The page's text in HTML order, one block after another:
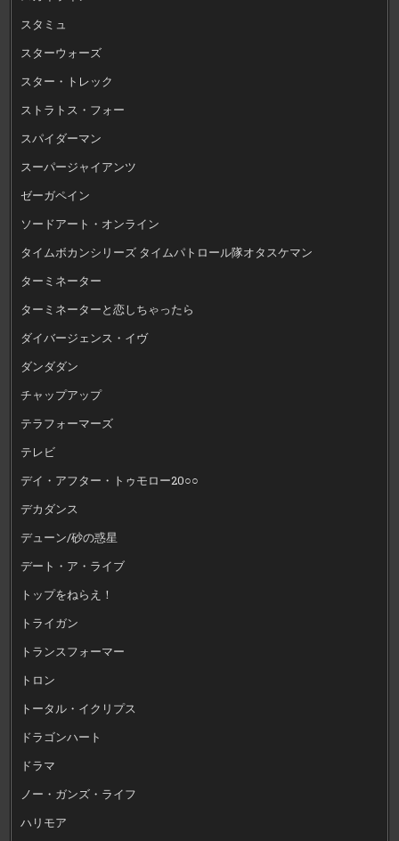
スタミュ
スターウォーズ
スター・トレック
ストラトス・フォー
スパイダーマン
スーパージャイアンツ
ゼーガペイン
ソードアート・オンライン
タイムボカンシリーズ タイムパトロール隊オタスケマン
ターミネーター
ターミネーターと恋しちゃったら
ダイバージェンス・イヴ
ダンダダン
チャップアップ
テラフォーマーズ
テレビ
デイ・アフター・トゥモロー20○○
デカダンス
デューン/砂の惑星
デート・ア・ライブ
トップをねらえ！
トライガン
トランスフォーマー
トロン
トータル・イクリプス
ドラゴンハート
ドラマ
ノー・ガンズ・ライフ
ハリモア